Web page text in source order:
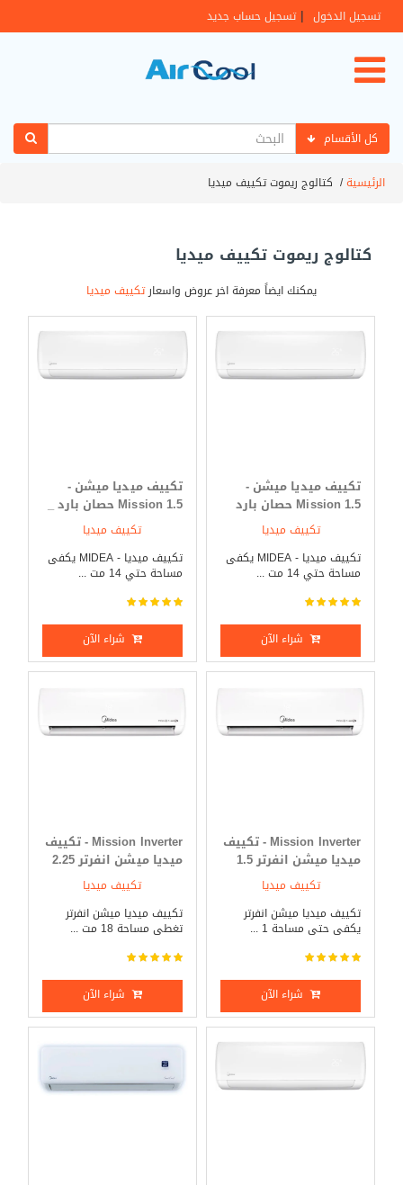
تسجيل الدخول | تسجيل حساب جديد
كل الأقسام
الرئيسية/ كتالوج ريموت تكييف ميديا
كتالوج ريموت تكييف ميديا
يمكنك ايضاً معرفة اخر عروض واسعارتكييف ميديا
تكييف ميديا ميشن -
Mission 1.5 حصان بارد
تكييف ميديا
تكييف ميديا - MIDEA يكفى
مساحة حتي 14 مت ...
شراء الآن
تكييف ميديا ميشن -
Mission 1.5 حصان بارد _
تكييف ميديا
تكييف ميديا - MIDEA يكفى
مساحة حتي 14 مت ...
شراء الآن
Mission Inverter - تكييف
ميديا ميشن انفرتر 1.5
حصان بارد _ ساخن
تكييف ميديا
تكييف ميديا ميشن انفرتر
يكفى حتى مساحة 1 ...
شراء الآن
Mission Inverter - تكييف
ميديا ميشن انفرتر 2.25
حصان بارد _ ساخن
تكييف ميديا
تكييف ميديا ميشن انفرتر
تغطى مساحة 18 مت ...
شراء الآن